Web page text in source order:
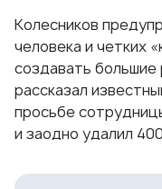
Колесников
человека и четких
создавать большие
рассказал
просьбе
и заодно удалил